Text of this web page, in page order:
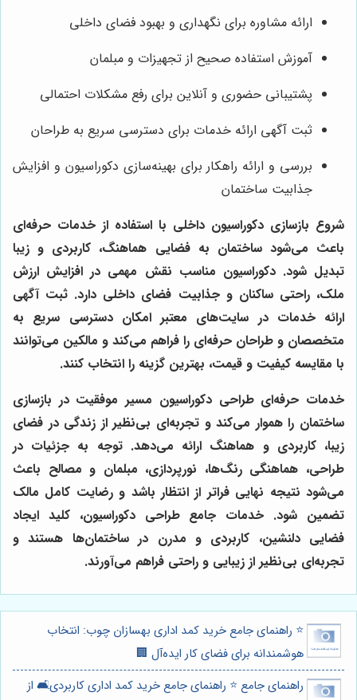
ارائه مشاوره برای نگهداری و بهبود فضای داخلی
آموزش استفاده صحیح از تجهیزات و مبلمان
پشتیبانی حضوری و آنلاین برای رفع مشکلات احتمالی
ثبت آگهی ارائه خدمات برای دسترسی سریع به طراحان
بررسی و ارائه راهکار برای بهینه‌سازی دکوراسیون و افزایش
جذابیت ساختمان
شروع بازسازی دکوراسیون داخلی با استفاده از خدمات حرفه‌ای
باعث می‌شود ساختمان به فضایی هماهنگ، کاربردی و زیبا
تبدیل شود. دکوراسیون مناسب نقش مهمی در افزایش ارزش
ملک، راحتی ساکنان و جذابیت فضای داخلی دارد. ثبت آگهی
ارائه خدمات در سایت‌های معتبر امکان دسترسی سریع به
متخصصان و طراحان حرفه‌ای را فراهم می‌کند و مالکین می‌توانند
با مقایسه کیفیت و قیمت، بهترین گزینه را انتخاب کنند.
خدمات حرفه‌ای طراحی دکوراسیون مسیر موفقیت در بازسازی
ساختمان را هموار می‌کند و تجربه‌ای بی‌نظیر از زندگی در فضای
زیبا، کاربردی و هماهنگ ارائه می‌دهد. توجه به جزئیات در
طراحی، هماهنگی رنگ‌ها، نورپردازی، مبلمان و مصالح باعث
می‌شود نتیجه نهایی فراتر از انتظار باشد و رضایت کامل مالک
تضمین شود. خدمات جامع طراحی دکوراسیون، کلید ایجاد
فضایی دلنشین، کاربردی و مدرن در ساختمان‌ها هستند و
تجربه‌ای بی‌نظیر از زیبایی و راحتی فراهم می‌آورند.
⭐️ راهنمای جامع خرید کمد اداری بهسازان چوب: انتخاب
هوشمندانه برای فضای کار ایده‌آل 🏢
راهنمای جامع ⭐️ راهنمای جامع خرید کمد اداری کاربردی🛋️ از